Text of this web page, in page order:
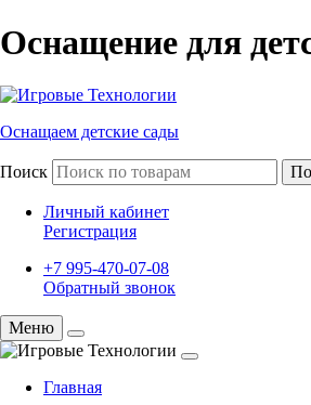
Оснащение для
Оснащаем детские сады
Поиск
Личный кабинет
Регистрация
+7 995-470-07-08
Обратный звонок
Меню
Главная